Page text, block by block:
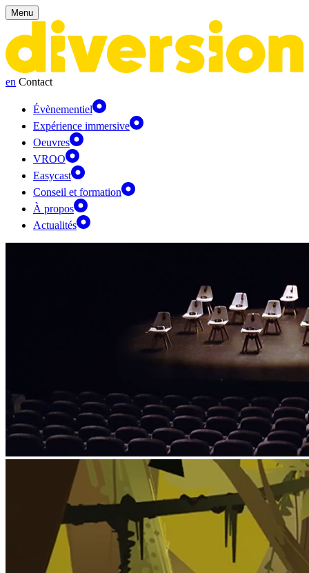
Panneau de gestion des cookies
Menu
en Contact
Évènementiel
Expérience immersive
Oeuvres
VROO
Easycast
Conseil et formation
À propos
Actualités